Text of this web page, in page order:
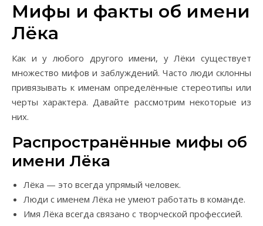
Мифы и факты об имени
Лёка
Как и у любого другого имени, у Лёки существует
множество мифов и заблуждений. Часто люди склонны
привязывать к именам определённые стереотипы или
черты характера. Давайте рассмотрим некоторые из
них.
Распространённые мифы об
имени Лёка
Лёка — это всегда упрямый человек.
Люди с именем Лёка не умеют работать в команде.
Имя Лёка всегда связано с творческой профессией.